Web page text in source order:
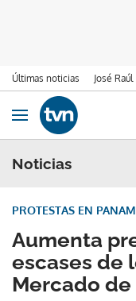
Últimas noticias José
Ir al contenido
Obrir navegació
Noticias
Aumenta
escases de
Mercado
PROTESTAS EN